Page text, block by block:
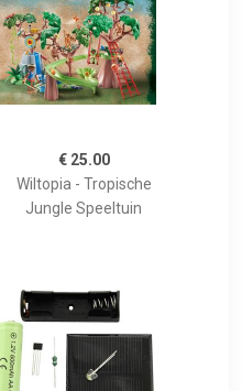
€ 25.00
Wiltopia - Tropische
Jungle Speeltuin